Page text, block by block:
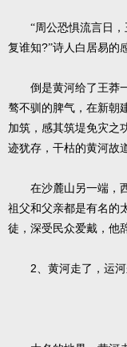
“周公恐惧流言日
复谁知?”诗人白居易的
倒是黄河给了王莽
骜不驯的脾气，在新朝
加筑，感其筑堤免灾之
迹犹存，干枯的黄河故
在沙麓山另一端，
祖父和父亲都是有名的
徒，深受民众爱戴，他
2、黄河走了，运